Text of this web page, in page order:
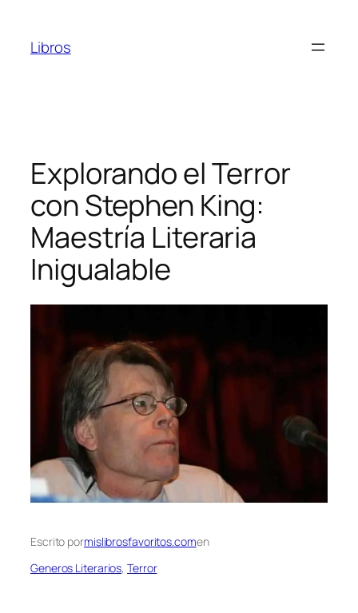
contenido
Libros
Explorando el Terror
con Stephen King:
Maestría Literaria
Inigualable
Escrito pormislibrosfavoritos.comen
Generos Literarios, Terror